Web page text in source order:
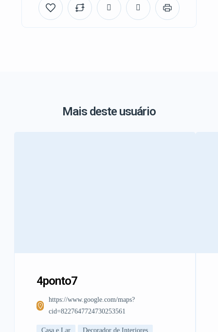
Mais deste usuário
4ponto7
https://www.google.com/maps?
cid=8227647724730253561
Casa e Lar Decorador de Interiores